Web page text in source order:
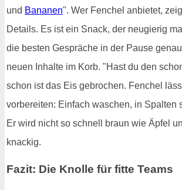
und Bananen". Wer Fenchel anbietet,
Details. Es ist ein Snack, der neugierig
die besten Gespräche in der Pause
neuen Inhalte im Korb. "Hast du den
schon ist das Eis gebrochen. Fenchel
vorbereiten: Einfach waschen, in Spalten
Er wird nicht so schnell braun wie Äpfel
knackig.
Fazit: Die Knolle für fitte Teams